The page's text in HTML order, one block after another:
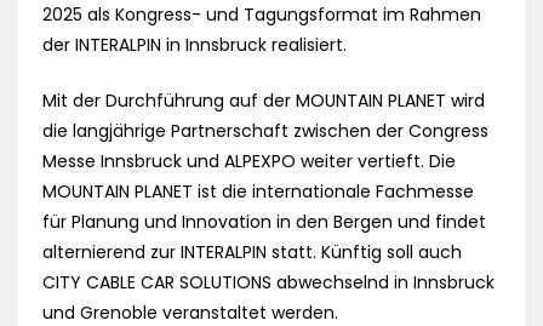
2025 als Kongress- und Tagungsformat im Rahmen
der INTERALPIN in Innsbruck realisiert.
Mit der Durchführung auf der MOUNTAIN PLANET wird
die langjährige Partnerschaft zwischen der Congress
Messe Innsbruck und ALPEXPO weiter vertieft. Die
MOUNTAIN PLANET ist die internationale Fachmesse
für Planung und Innovation in den Bergen und findet
alternierend zur INTERALPIN statt. Künftig soll auch
CITY CABLE CAR SOLUTIONS abwechselnd in Innsbruck
und Grenoble veranstaltet werden.